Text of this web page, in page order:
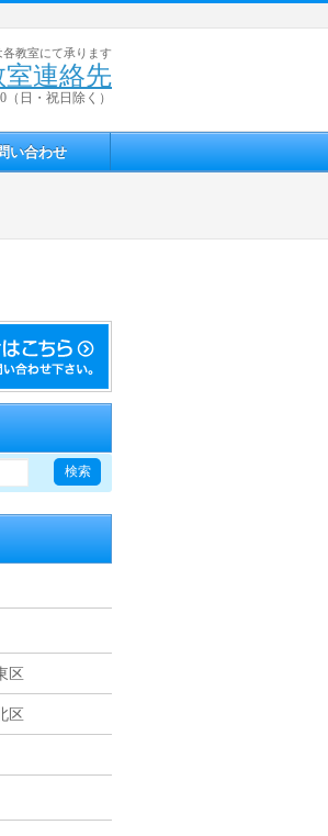
教室にて承ります
室連絡先
（日・祝日除く）
い合わせ
区
区